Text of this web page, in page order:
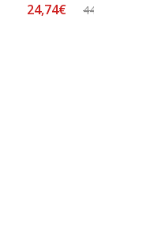
24,74€ 44,99€